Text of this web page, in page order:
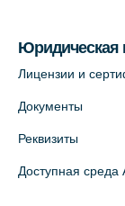
Лицензии и
Документы
Реквизиты
Доступная